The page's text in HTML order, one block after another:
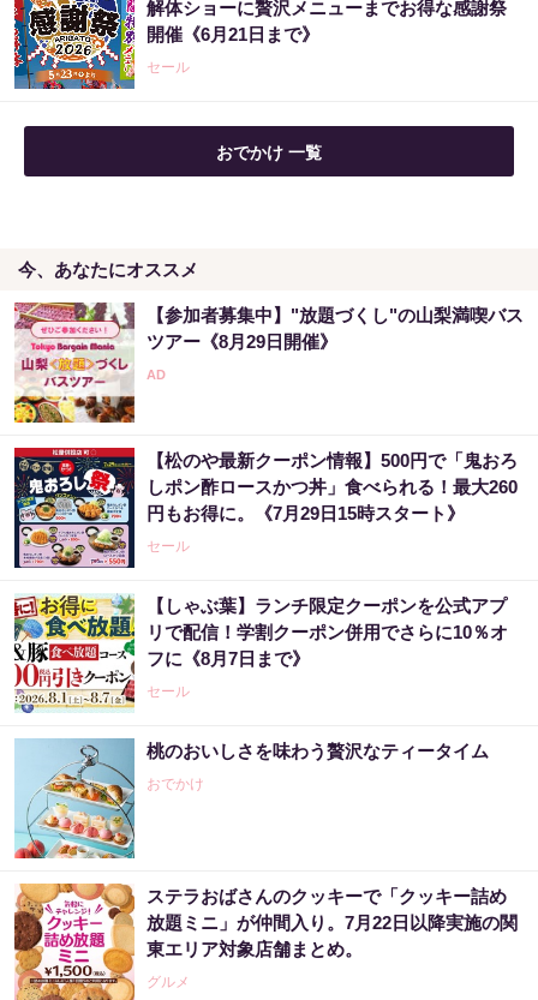
解体ショーに贅沢メニューまでお得な感謝祭
開催《6月21日まで》
セール
おでかけ 一覧
今、あなたにオススメ
【参加者募集中】"放題づくし"の山梨満喫バス
ツアー《8月29日開催》
【松のや最新クーポン情報】500円で「鬼おろ
しポン酢ロースかつ丼」食べられる！最大260
円もお得に。《7月29日15時スタート》
セール
【しゃぶ葉】ランチ限定クーポンを公式アプ
リで配信！学割クーポン併用でさらに10％オ
フに《8月7日まで》
セール
桃のおいしさを味わう贅沢なティータイム
おでかけ
ステラおばさんのクッキーで「クッキー詰め
放題ミニ」が仲間入り。7月22日以降実施の関
東エリア対象店舗まとめ。
グルメ